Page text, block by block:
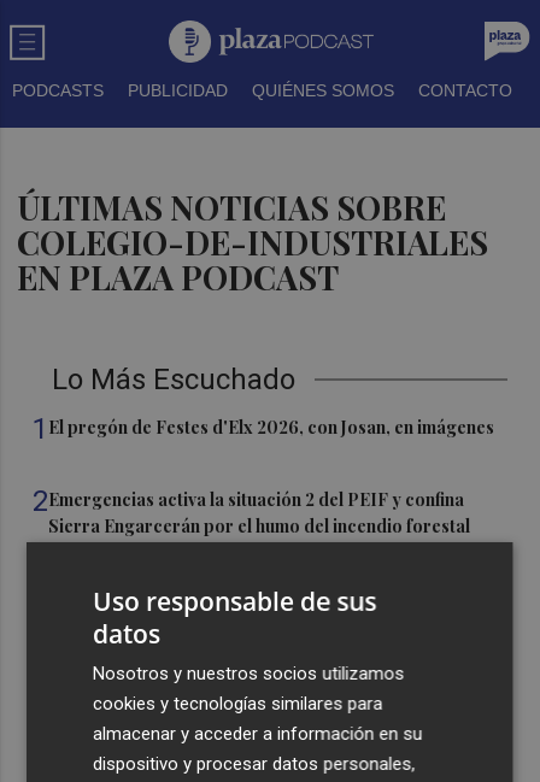
PODCASTS PUBLICIDAD QUIÉNES SOMOS CONTACTO
ÚLTIMAS NOTICIAS SOBRE
COLEGIO-DE-INDUSTRIALES
EN PLAZA PODCAST
Lo Más Escuchado
1 El pregón de Festes d'Elx 2026, con Josan, en imágenes
2Emergencias activa la situación 2 del PEIF y confina
Sierra Engarcerán por el humo del incendio forestal
viajeros procedentes de Italia
El homenaje a Ferran Torres en Foios, en imágenes
Ferran Torres, recibido con un baño de masas en su
pueblo: "Allá donde voy siempre digo que soy de Foios"
Uso responsable de sus
datos
Nosotros y nuestros socios utilizamos
cookies y tecnologías similares para
almacenar y acceder a información en su
dispositivo y procesar datos personales,